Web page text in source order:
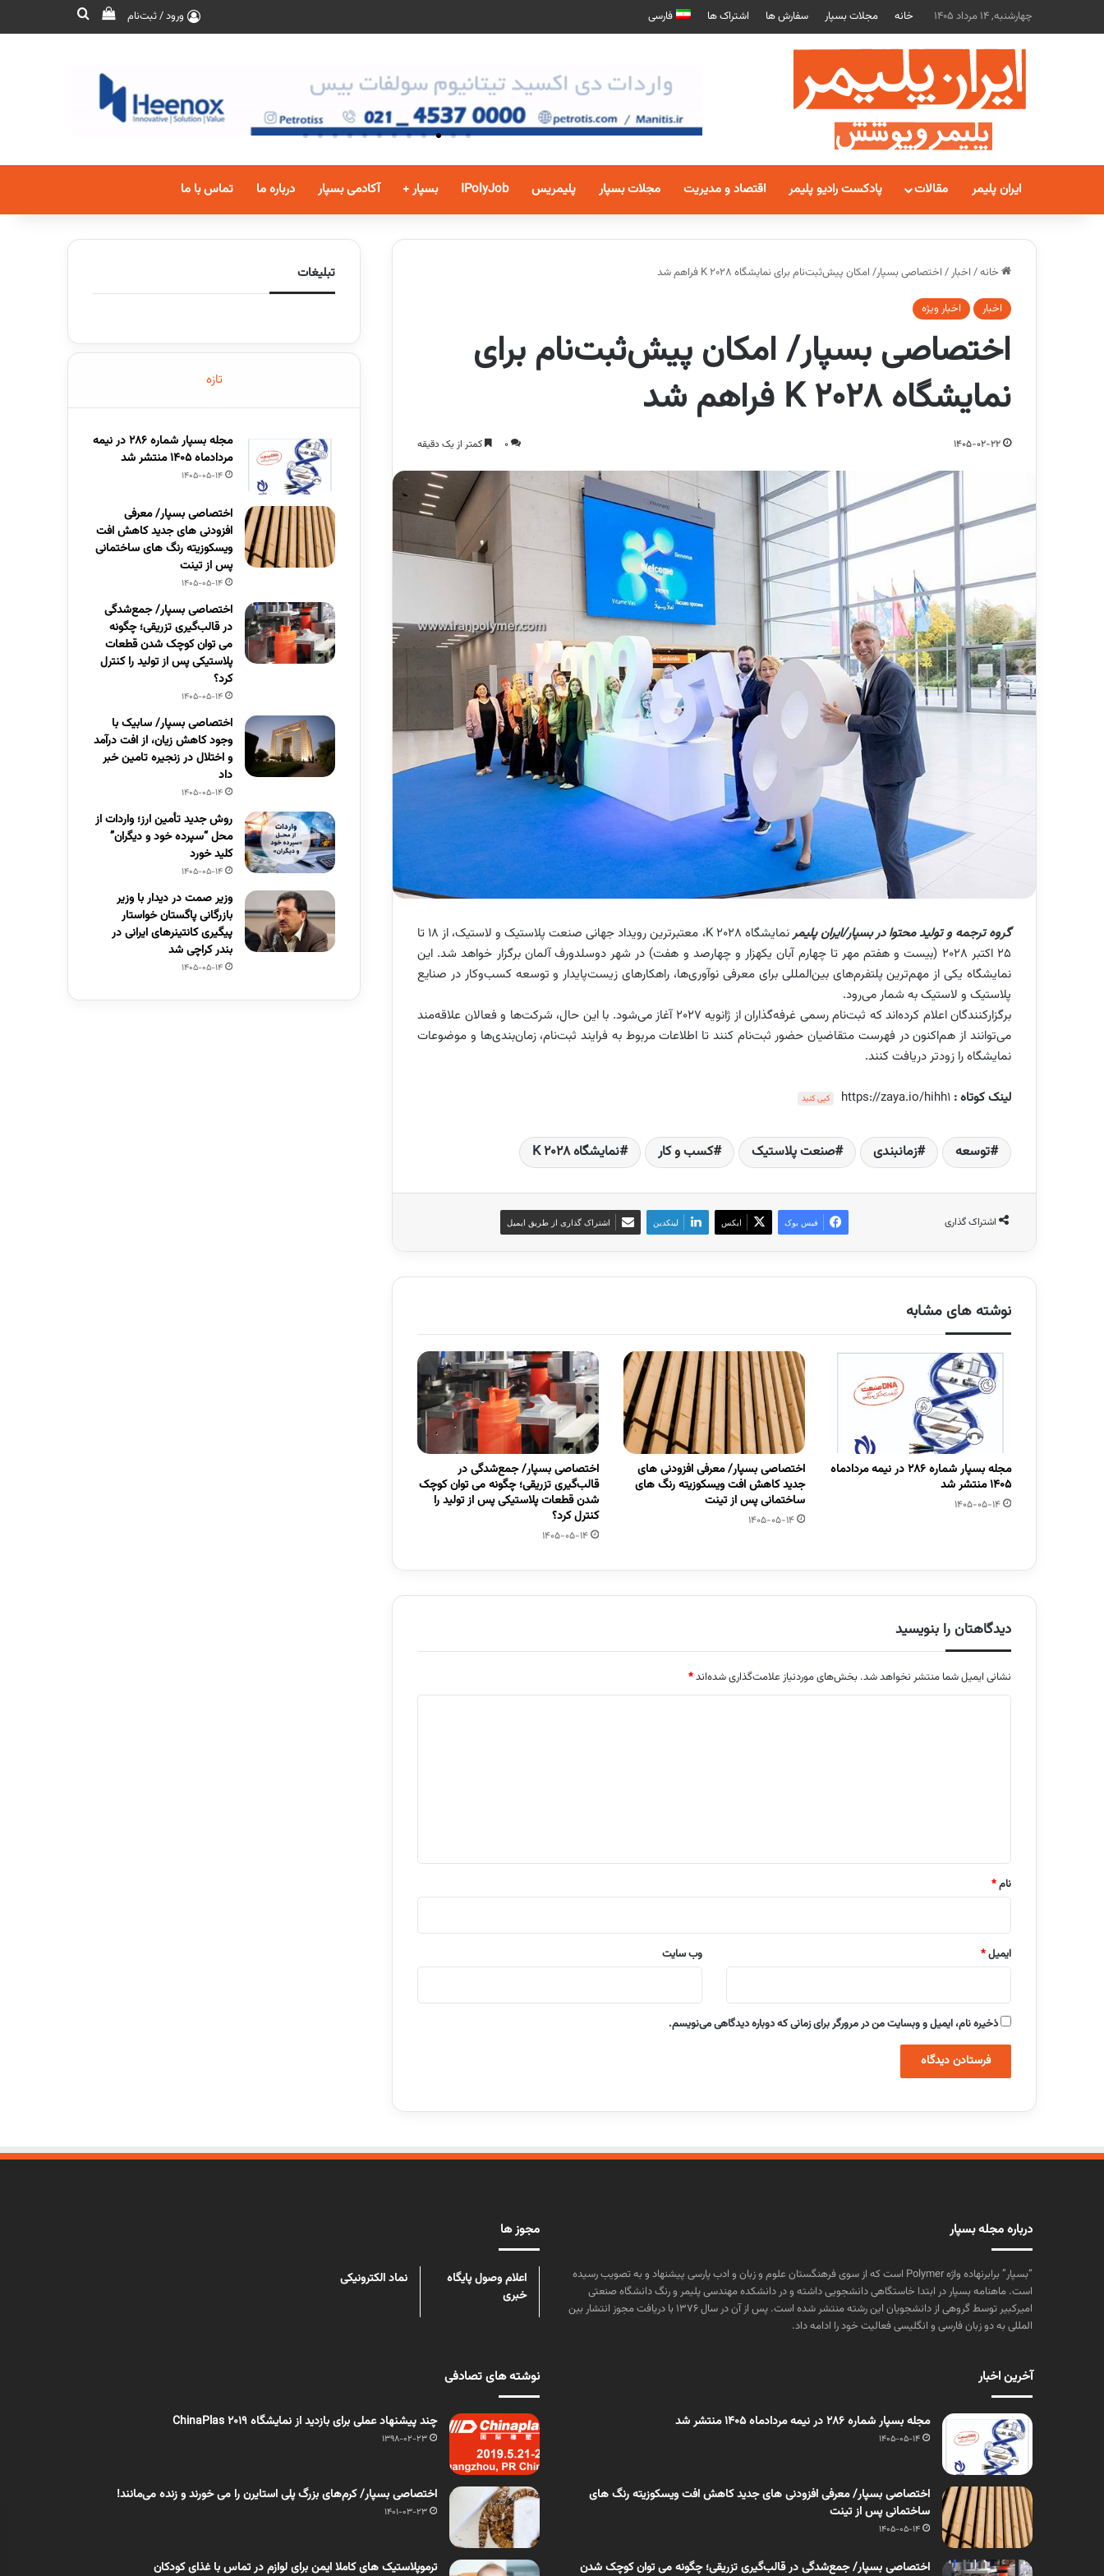
چهارشنبه, 14 مرداد 1405 خانه مجلات بسپار سفارش ها اشتراک ها فارسی ورود / ثبت‌نام
ایران پلیمر مقالات پادکست رادیو پلیمر اقتصاد و مدیریت مجلات بسپار پلیمریس IPolyJob بسپار + آکادمی بسپار درباره ما تماس با ما
خانه/ اخبار/ اختصاصی بسپار/ امکان پیش‌ثبت‌نام برای نمایشگاه K 2028 فراهم شد
اخبار اخبار ویژه
اختصاصی بسپار/ امکان پیش‌ثبت‌نام برای
نمایشگاه K 2028 فراهم شد
1405-02-22
0 کمتر از یک دقیقه
گروه ترجمه و تولید محتوا در بسپار/ایران پلیمر
نمایشگاه K 2028، معتبرترین رویداد جهانی صنعت پلاستیک و لاستیک، از ۱۸ تا
۲۵ اکتبر ۲۰۲۸ (بیست و هفتم مهر تا چهارم آبان یکهزار و چهارصد و هفت) در شهر دوسلدورف آلمان برگزار خواهد شد. این
نمایشگاه یکی از مهم‌ترین پلتفرم‌های بین‌المللی برای معرفی نوآوری‌ها، راهکارهای زیست‌پایدار و توسعه کسب‌وکار در صنایع
پلاستیک و لاستیک به شمار می‌رود.
برگزارکنندگان اعلام کرده‌اند که ثبت‌نام رسمی غرفه‌گذاران از ژانویه ۲۰۲۷ آغاز می‌شود. با این حال، شرکت‌ها و فعالان علاقه‌مند
می‌توانند از هم‌اکنون در فهرست متقاضیان حضور ثبت‌نام کنند تا اطلاعات مربوط به فرایند ثبت‌نام، زمان‌بندی‌ها و موضوعات
نمایشگاه را زودتر دریافت کنند.
لینک کوتاه : https://zaya.io/hihh1 کپی کنید
توسعه‌ زمانبندی صنعت پلاستیک کسب و کار نمایشگاه K 2028
اشتراک گذاری فیس بوک ایکس لینکدین اشتراک گذاری از طریق ایمیل
نوشته های مشابه
مجله بسپار شماره 286 در نیمه مردادماه
1405 منتشر شد
1405-05-14
اختصاصی بسپار/ معرفی افزودنی های
جدید کاهش افت ویسکوزیته رنگ های
ساختمانی پس از تینت
1405-05-14
اختصاصی بسپار/ جمع‌شدگی در
قالب‌گیری تزریقی؛ چگونه می توان کوچک
شدن قطعات پلاستیکی پس از تولید را
کنترل کرد؟
1405-05-14
دیدگاهتان را بنویسید
نشانی ایمیل شما منتشر نخواهد شد. بخش‌های موردنیاز علامت‌گذاری شده‌اند*
نام*
ایمیل* وب‌ سایت
ذخیره نام، ایمیل و وبسایت من در مرورگر برای زمانی که دوباره دیدگاهی می‌نویسم.
تبلیغات
تازه
مجله بسپار شماره 286 در نیمه
مردادماه 1405 منتشر شد
1405-05-14
اختصاصی بسپار/ معرفی
افزودنی های جدید کاهش افت
ویسکوزیته رنگ های ساختمانی
پس از تینت
1405-05-14
اختصاصی بسپار/ جمع‌شدگی
در قالب‌گیری تزریقی؛ چگونه
می توان کوچک شدن قطعات
پلاستیکی پس از تولید را کنترل
کرد؟
1405-05-14
اختصاصی بسپار/ سابیک با
وجود کاهش زیان، از افت درآمد
و اختلال در زنجیره تامین خبر
داد
1405-05-14
روش جدید تأمین ارز؛ واردات از
محل “سپرده خود و دیگران”
کلید خورد
1405-05-14
وزیر صمت در دیدار با وزیر
بازرگانی پاگستان خواستار
پیگیری کانتینرهای ایرانی در
بندر کراچی شد
1405-05-14
درباره مجله بسپار
“بسپار” برابرنهاده واژه Polymer است که از سوی فرهنگستان علوم و زبان و ادب پارسی پیشنهاد و به تصویب رسیده
است. ماهنامه بسپار در ابتدا خاستگاهی دانشجویی داشته و در دانشکده مهندسی پلیمر و رنگ دانشگاه صنعتی
امیرکبیر توسط گروهی از دانشجویان این رشته منتشر شده است. پس از آن در سال ۱۳۷۶ با دریافت مجوز انتشار بین
المللی به دو زبان فارسی و انگلیسی فعالیت خود را ادامه داد.
مجوز ها
اعلام وصول پایگاه
خبری
نماد الکترونیکی
آخرین اخبار
مجله بسپار شماره 286 در نیمه مردادماه 1405 منتشر شد
1405-05-14
اختصاصی بسپار/ معرفی افزودنی های جدید کاهش افت ویسکوزیته رنگ های
ساختمانی پس از تینت
1405-05-14
اختصاصی بسپار/ جمع‌شدگی در قالب‌گیری تزریقی؛ چگونه می توان کوچک شدن
نوشته های تصادفی
چند پیشنهاد عملی برای بازدید از نمایشگاه ChinaPlas 2019
1398-02-23
اختصاصی بسپار/ کرم‌های بزرگ پلی استایرن را می خورند و زنده می‌مانند!
1401-03-23
ترموپلاستیک های کاملا ایمن برای لوازم در تماس با غذای کودکان